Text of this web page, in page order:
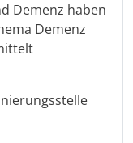
Demenz haben
Demenz